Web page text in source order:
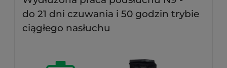
do 21 dni czuwania i 50 godzin trybie
ciągłego nasłuchu